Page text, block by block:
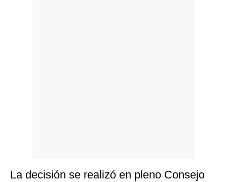
La decisión se realizó en pleno Consejo